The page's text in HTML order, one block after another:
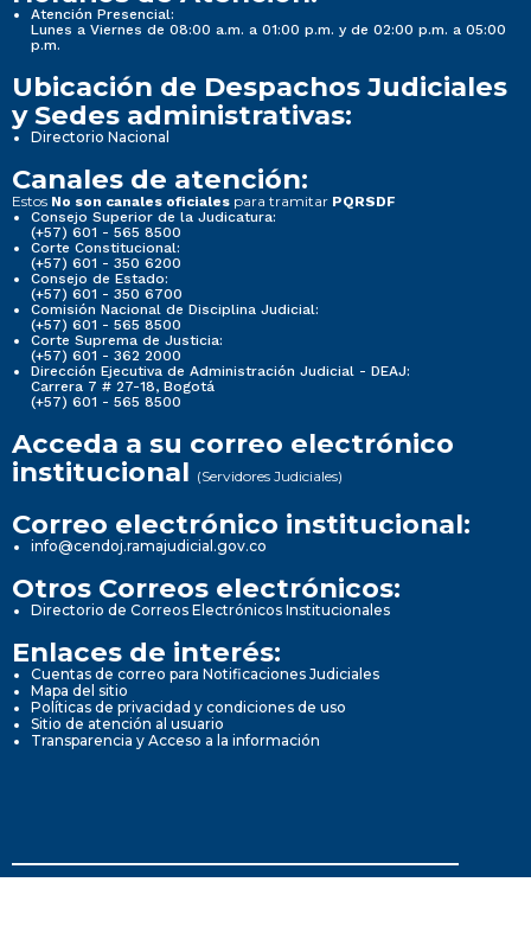
Atención Presencial:
Lunes a Viernes de 08:00 a.m. a 01:00 p.m. y de 02:00 p.m. a 05:00
p.m.
Ubicación de Despachos Judiciales
y Sedes administrativas:
Directorio Nacional
Canales de atención:
Estos No son canales oficiales para tramitar PQRSDF
Consejo Superior de la Judicatura:
(+57) 601 - 565 8500
Corte Constitucional:
(+57) 601 - 350 6200
Consejo de Estado:
(+57) 601 - 350 6700
Comisión Nacional de Disciplina Judicial:
(+57) 601 - 565 8500
Corte Suprema de Justicia:
(+57) 601 - 362 2000
Dirección Ejecutiva de Administración Judicial - DEAJ:
Carrera 7 # 27-18, Bogotá
(+57) 601 - 565 8500
Acceda a su correo electrónico
institucional (Servidores Judiciales)
Correo electrónico institucional:
info@cendoj.ramajudicial.gov.co
Otros Correos electrónicos:
Directorio de Correos Electrónicos Institucionales
Enlaces de interés:
Cuentas de correo para Notificaciones Judiciales
Mapa del sitio
Políticas de privacidad y condiciones de uso
Sitio de atención al usuario
Transparencia y Acceso a la información